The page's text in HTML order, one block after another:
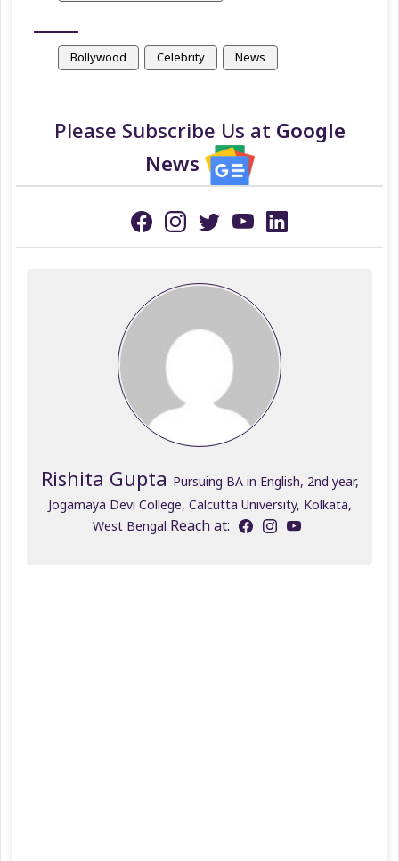
Bollywood Celebrity News
Please Subscribe Us at Google
News
Rishita Gupta Pursuing BA in English, 2nd year,
Jogamaya Devi College, Calcutta University, Kolkata,
West Bengal Reach at: